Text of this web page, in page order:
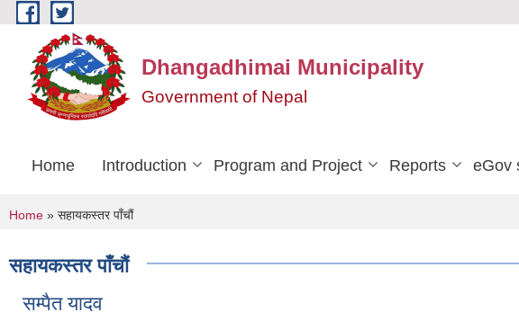
Skip to main content
Dhangadhimai Municipality
Government of Nepal
Home Introduction Program and Project Reports eGov
You are here
Home » सहायकस्तर पाँचौं
सहायकस्तर पाँचौं
सम्पैत यादव